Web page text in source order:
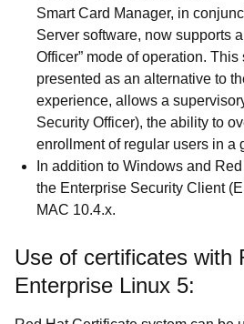
Smart Card Manager, in
Server software, now supports
Officer” mode of operation.
presented as an alternative to
experience, allows a
Security Officer), the ability to
enrollment of regular users in a
In addition to Windows and
the Enterprise Security Client
MAC 10.4.x.
Use of certificates with
Enterprise Linux 5: